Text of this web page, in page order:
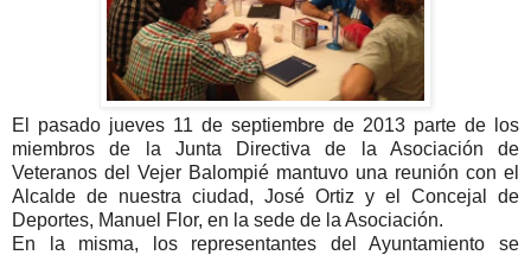
El pasado jueves 11 de septiembre de 2013 parte de los
miembros de la Junta Directiva de la Asociación de
Veteranos del Vejer Balompié mantuvo una reunión con el
Alcalde de nuestra ciudad, José Ortiz y el Concejal de
Deportes, Manuel Flor, en la sede de la Asociación.
En la misma, los representantes del Ayuntamiento se